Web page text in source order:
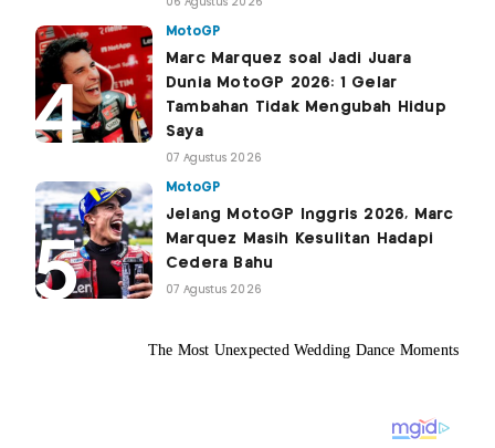
MotoGP
Marc Marquez soal Jadi Juara
Dunia MotoGP 2026: 1 Gelar
Tambahan Tidak Mengubah Hidup
Saya
07 Agustus 2026
MotoGP
Jelang MotoGP Inggris 2026, Marc
Marquez Masih Kesulitan Hadapi
Cedera Bahu
07 Agustus 2026